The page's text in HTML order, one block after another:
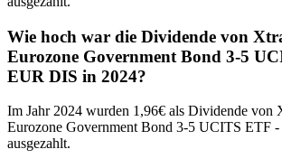
Wie hoch war die Dividende von
Eurozone Government Bond 3-5
EUR DIS in 2024?
Im Jahr 2024 wurden 1,96€ als Dividende von
Eurozone Government Bond 3-5 UCITS ETF
ausgezahlt.